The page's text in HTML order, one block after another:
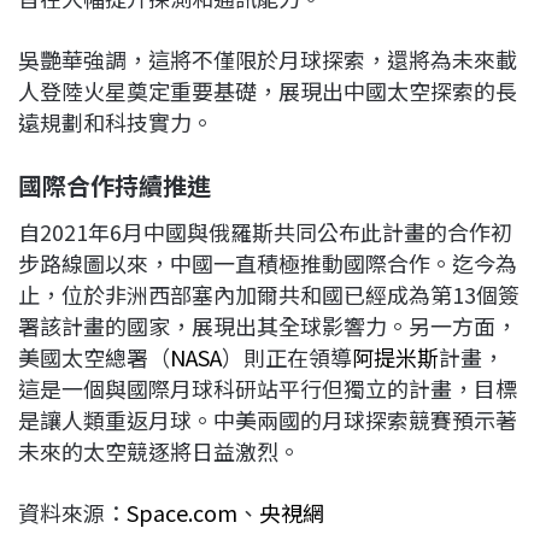
吳艷華強調，這將不僅限於月球探索，還將為未來載
人登陸火星奠定重要基礎，展現出中國太空探索的長
遠規劃和科技實力。
國際合作持續推進
自2021年6月中國與俄羅斯共同公布此計畫的合作初
步路線圖以來，中國一直積極推動國際合作。迄今為
止，位於非洲西部塞內加爾共和國已經成為第13個簽
署該計畫的國家，展現出其全球影響力。另一方面，
美國太空總署（NASA）則正在領導阿提米斯計畫，
這是一個與國際月球科研站平行但獨立的計畫，目標
是讓人類重返月球。中美兩國的月球探索競賽預示著
未來的太空競逐將日益激烈。
資料來源： Space.com 、 央視網